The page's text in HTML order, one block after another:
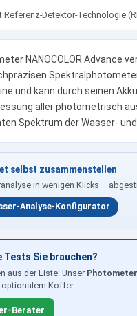
Detektor-Technologie
NANOCOLOR Advance
und kann durch seinen
aller photometrisch
Spektrum der Wasser-
selbst zusammenstellen
in wenigen Klicks –
Analyse-Konfigurator
Tests Sie brauchen?
aus der Liste: Unser
Koffer.
Berater